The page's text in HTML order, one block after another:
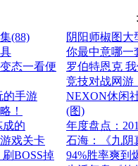
(88)
态一看便
的手游
！
的
戏关卡
BOSS掉
阴阳师椒图
你最中意哪一
罗伯特恩克
竞技对战网游
NEXON休闲
(图)
年度盘点：
石海：《九阴
94%胜率爽到